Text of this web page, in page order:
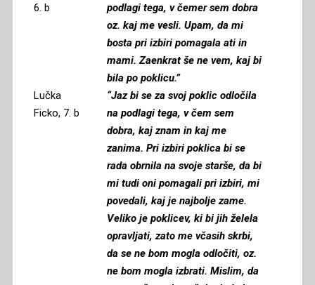
6. b
podlagi tega, v čemer sem dobra
oz. kaj me vesli. Upam, da mi
bosta pri izbiri pomagala ati in
mami. Zaenkrat še ne vem, kaj bi
bila po poklicu.”
Lučka
Ficko, 7. b
“Jaz bi se za svoj poklic odločila
na podlagi tega, v čem sem
dobra, kaj znam in kaj me
zanima. Pri izbiri poklica bi se
rada obrnila na svoje starše, da bi
mi tudi oni pomagali pri izbiri, mi
povedali, kaj je najbolje zame.
Veliko je poklicev, ki bi jih želela
opravljati, zato me včasih skrbi,
da se ne bom mogla odločiti, oz.
ne bom mogla izbrati. Mislim, da